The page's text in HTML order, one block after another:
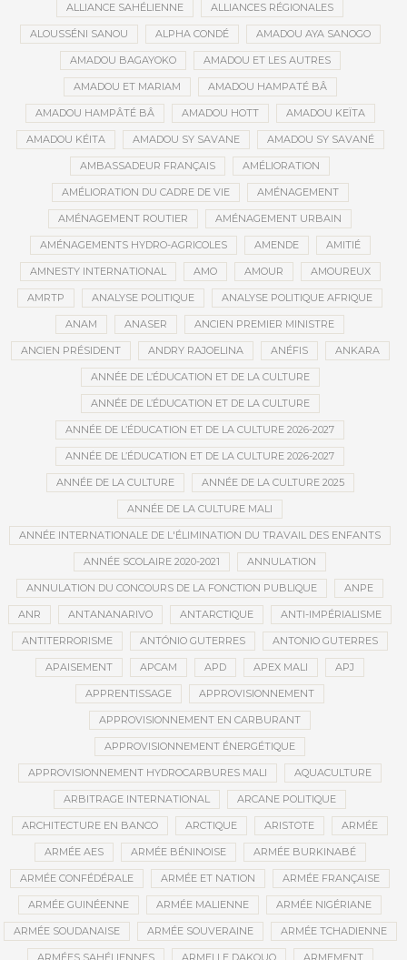
ALLIANCE SAHÉLIENNE ALLIANCES RÉGIONALES
ALOUSSÉNI SANOU ALPHA CONDÉ AMADOU AYA SANOGO
AMADOU BAGAYOKO AMADOU ET LES AUTRES
AMADOU ET MARIAM AMADOU HAMPATÉ BÂ
AMADOU HAMPÂTÉ BÂ AMADOU HOTT AMADOU KEÏTA
AMADOU KÉITA AMADOU SY SAVANE AMADOU SY SAVANÉ
AMBASSADEUR FRANÇAIS AMÉLIORATION
AMÉLIORATION DU CADRE DE VIE AMÉNAGEMENT
AMÉNAGEMENT ROUTIER AMÉNAGEMENT URBAIN
AMÉNAGEMENTS HYDRO-AGRICOLES AMENDE AMITIÉ
AMNESTY INTERNATIONAL AMO AMOUR AMOUREUX
AMRTP ANALYSE POLITIQUE ANALYSE POLITIQUE AFRIQUE
ANAM ANASER ANCIEN PREMIER MINISTRE
ANCIEN PRÉSIDENT ANDRY RAJOELINA ANÉFIS ANKARA
ANNÉE DE L’ÉDUCATION ET DE LA CULTURE
ANNÉE DE L’ÉDUCATION ET DE LA CULTURE
ANNÉE DE L’ÉDUCATION ET DE LA CULTURE 2026-2027
ANNÉE DE L’ÉDUCATION ET DE LA CULTURE 2026-2027
ANNÉE DE LA CULTURE ANNÉE DE LA CULTURE 2025
ANNÉE DE LA CULTURE MALI
ANNÉE INTERNATIONALE DE L'ÉLIMINATION DU TRAVAIL DES ENFANTS
ANNÉE SCOLAIRE 2020-2021 ANNULATION
ANNULATION DU CONCOURS DE LA FONCTION PUBLIQUE ANPE
ANR ANTANANARIVO ANTARCTIQUE ANTI-IMPÉRIALISME
ANTITERRORISME ANTÓNIO GUTERRES ANTONIO GUTERRES
APAISEMENT APCAM APD APEX MALI APJ
APPRENTISSAGE APPROVISIONNEMENT
APPROVISIONNEMENT EN CARBURANT
APPROVISIONNEMENT ÉNERGÉTIQUE
APPROVISIONNEMENT HYDROCARBURES MALI AQUACULTURE
ARBITRAGE INTERNATIONAL ARCANE POLITIQUE
ARCHITECTURE EN BANCO ARCTIQUE ARISTOTE ARMÉE
ARMÉE AES ARMÉE BÉNINOISE ARMÉE BURKINABÉ
ARMÉE CONFÉDÉRALE ARMÉE ET NATION ARMÉE FRANÇAISE
ARMÉE GUINÉENNE ARMÉE MALIENNE ARMÉE NIGÉRIANE
ARMÉE SOUDANAISE ARMÉE SOUVERAINE ARMÉE TCHADIENNE
ARMÉES SAHÉLIENNES ARMELLE DAKOUO ARMEMENT